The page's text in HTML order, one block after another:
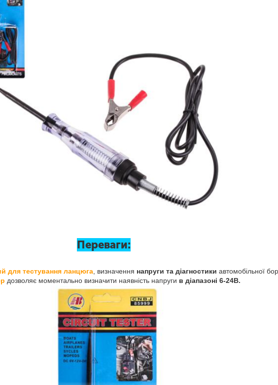
Переваги:
для тестування ланцюга, визначення напруги та діагностики автомобільної
дозволяє моментально визначити наявність напруги в діапазоні 6-24В.